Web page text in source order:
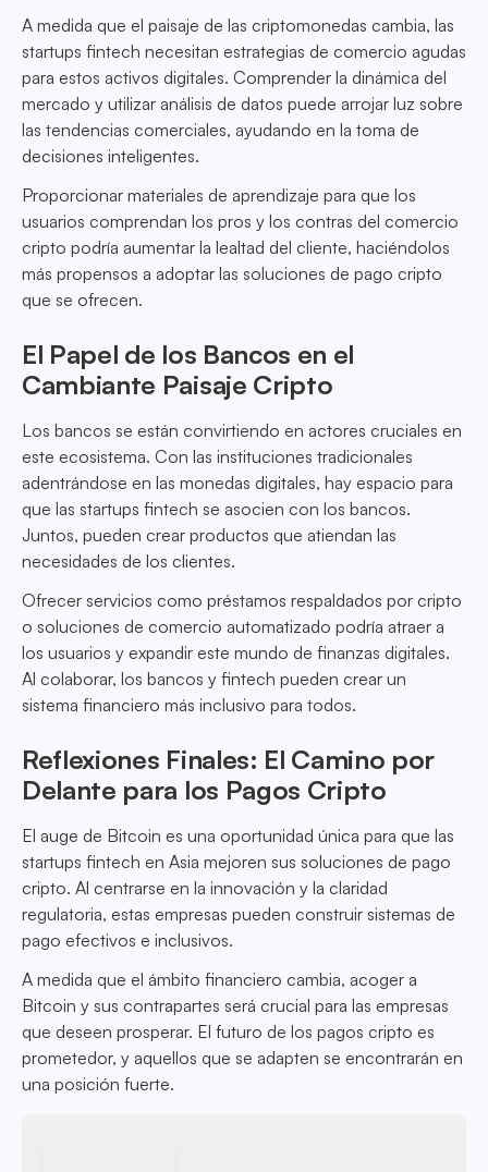
A medida que el paisaje de las criptomonedas cambia, las
startups fintech necesitan estrategias de comercio agudas
para estos activos digitales. Comprender la dinámica del
mercado y utilizar análisis de datos puede arrojar luz sobre
las tendencias comerciales, ayudando en la toma de
decisiones inteligentes.
Proporcionar materiales de aprendizaje para que los
usuarios comprendan los pros y los contras del comercio
cripto podría aumentar la lealtad del cliente, haciéndolos
más propensos a adoptar las soluciones de pago cripto
que se ofrecen.
El Papel de los Bancos en el
Cambiante Paisaje Cripto
Los bancos se están convirtiendo en actores cruciales en
este ecosistema. Con las instituciones tradicionales
adentrándose en las monedas digitales, hay espacio para
que las startups fintech se asocien con los bancos.
Juntos, pueden crear productos que atiendan las
necesidades de los clientes.
Ofrecer servicios como préstamos respaldados por cripto
o soluciones de comercio automatizado podría atraer a
los usuarios y expandir este mundo de finanzas digitales.
Al colaborar, los bancos y fintech pueden crear un
sistema financiero más inclusivo para todos.
Reflexiones Finales: El Camino por
Delante para los Pagos Cripto
El auge de Bitcoin es una oportunidad única para que las
startups fintech en Asia mejoren sus soluciones de pago
cripto. Al centrarse en la innovación y la claridad
regulatoria, estas empresas pueden construir sistemas de
pago efectivos e inclusivos.
A medida que el ámbito financiero cambia, acoger a
Bitcoin y sus contrapartes será crucial para las empresas
que deseen prosperar. El futuro de los pagos cripto es
prometedor, y aquellos que se adapten se encontrarán en
una posición fuerte.